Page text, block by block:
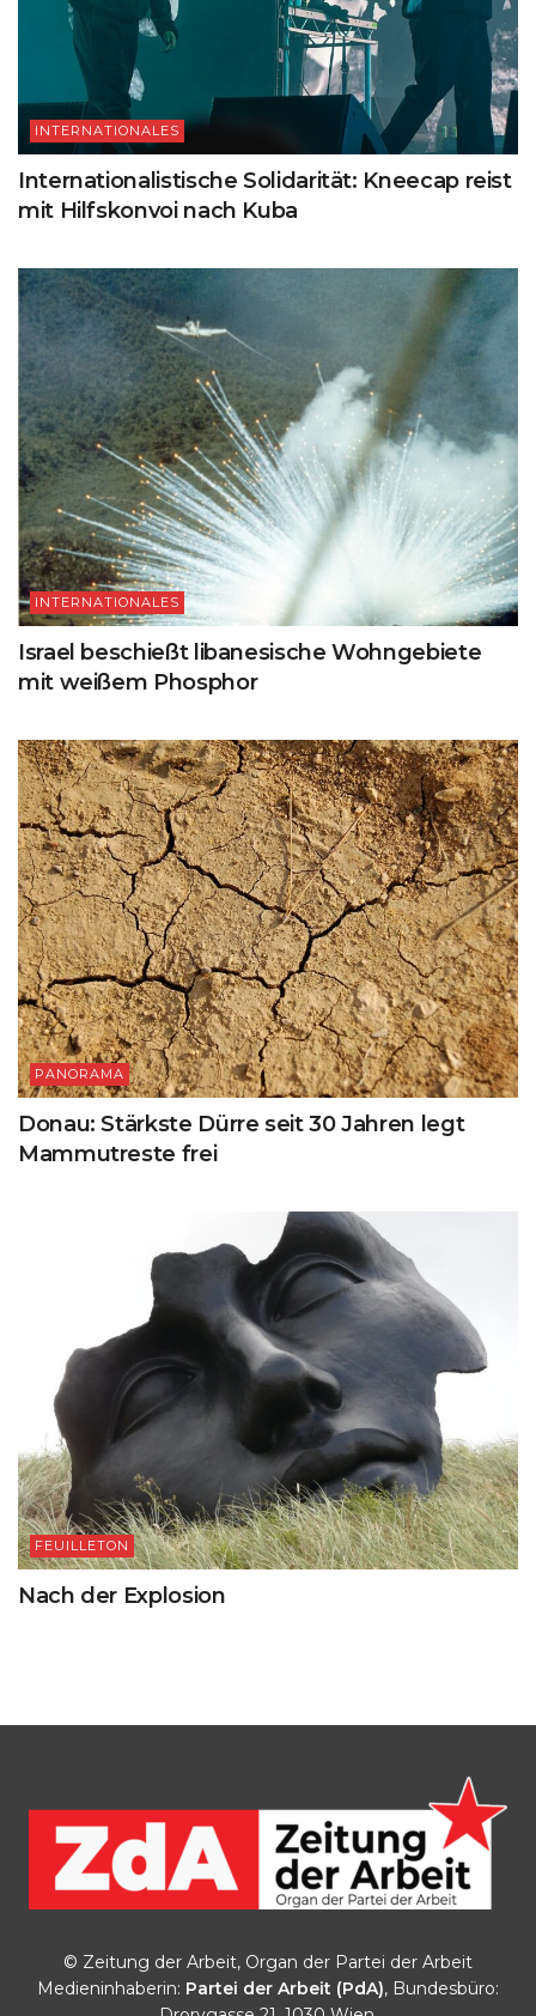
INTERNATIONALES
Internationalistische Solidarität: Kneecap reist
mit Hilfskonvoi nach Kuba
INTERNATIONALES
Israel beschießt libanesische Wohngebiete
mit weißem Phosphor
PANORAMA
Donau: Stärkste Dürre seit 30 Jahren legt
Mammutreste frei
FEUILLETON
Nach der Explosion
© Zeitung der Arbeit, Organ der Partei der Arbeit
Medieninhaberin: Partei der Arbeit (PdA), Bundesbüro: